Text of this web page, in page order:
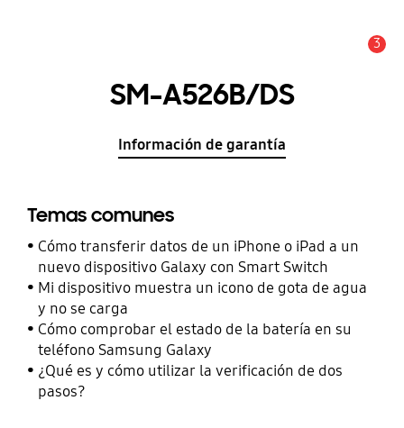
3
SM-A526B/DS
Información de garantía
Temas comunes
Cómo transferir datos de un iPhone o iPad a un
nuevo dispositivo Galaxy con Smart Switch
Mi dispositivo muestra un icono de gota de agua
y no se carga
Cómo comprobar el estado de la batería en su
teléfono Samsung Galaxy
¿Qué es y cómo utilizar la verificación de dos
pasos?